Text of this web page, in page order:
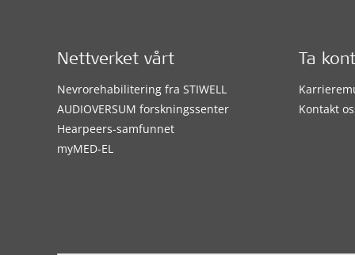
Nettverket vårt
Nevrorehabilitering fra STIWELL
AUDIOVERSUM forskningssenter
Hearpeers-samfunnet
myMED‑EL
Ta
Kontakt